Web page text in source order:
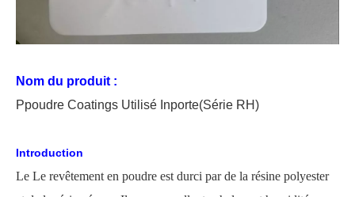
Nom du produit :
Ppoudre Coatings Utilisé Inporte(Série RH)
Introduction
Le Le revêtement en poudre est durci par de la résine polyester